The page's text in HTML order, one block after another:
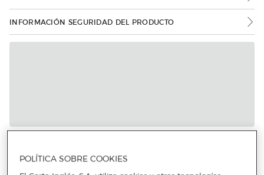
INFORMACIÓN SEGURIDAD DEL PRODUCTO
POLÍTICA SOBRE COOKIES